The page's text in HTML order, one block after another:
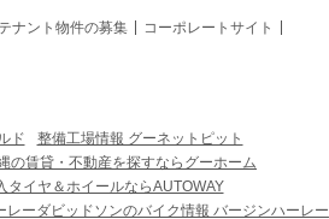
ナント物件の募集 コーポレートサイト
ド
整備工場情報 グーネットピット
の賃貸・不動産を探すならグーホーム
タイヤ＆ホイールならAUTOWAY
レーダビッドソンのバイク情報 バージンハーレー